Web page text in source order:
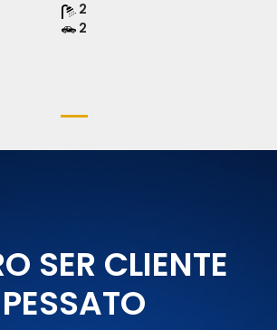
2
2
SER CLIENTE
PESSATO